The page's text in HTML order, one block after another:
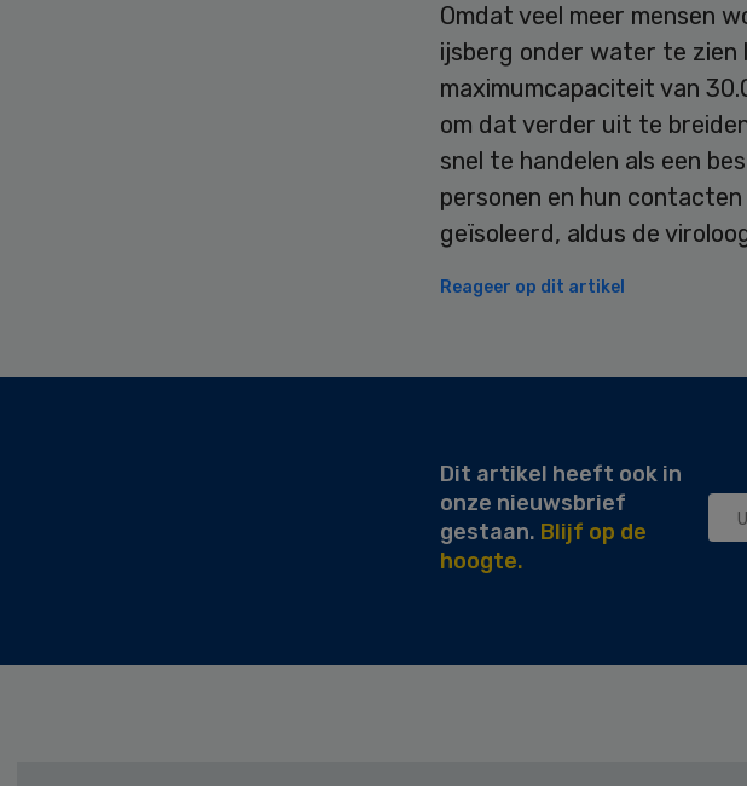
Omdat veel meer mensen
ijsberg onder water te zien
maximumcapaciteit van
om dat verder uit te
snel te handelen als een
personen en hun
geïsoleerd, aldus de
Reageer op dit artikel
Dit artikel heeft ook in
onze nieuwsbrief
gestaan. Blijf op de
hoogte.